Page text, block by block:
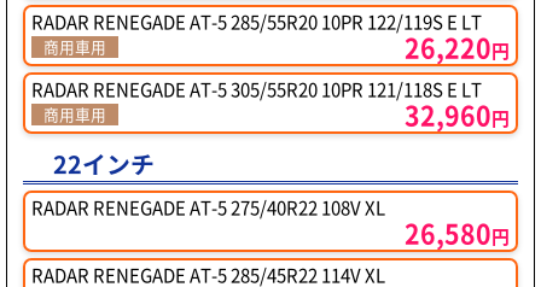
RADAR RENEGADE AT-5 285/55R20 10PR 122/119S E LT
商用車用 26,220円
RADAR RENEGADE AT-5 305/55R20 10PR 121/118S E LT
商用車用 32,960円
22インチ
RADAR RENEGADE AT-5 275/40R22 108V XL
26,580円
RADAR RENEGADE AT-5 285/45R22 114V XL